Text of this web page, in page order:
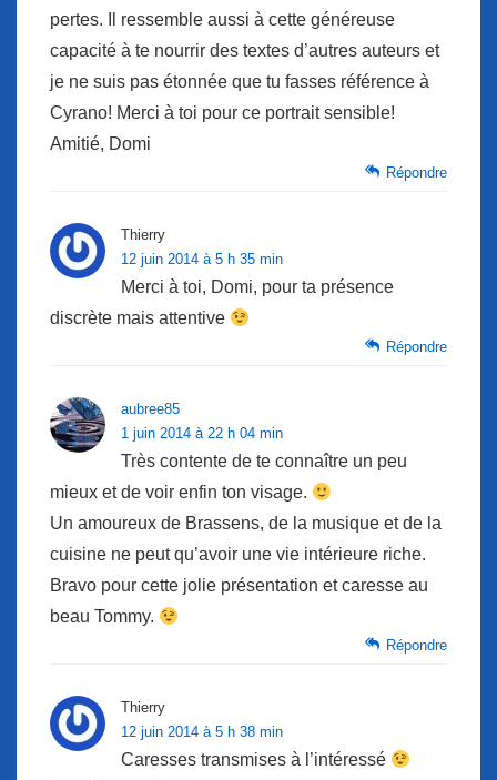
pertes. Il ressemble aussi à cette généreuse
capacité à te nourrir des textes d’autres auteurs et
je ne suis pas étonnée que tu fasses référence à
Cyrano! Merci à toi pour ce portrait sensible!
Amitié, Domi
Répondre
Thierry
12 juin 2014 à 5 h 35 min
Merci à toi, Domi, pour ta présence
discrète mais attentive
Répondre
aubree85
1 juin 2014 à 22 h 04 min
Très contente de te connaître un peu
mieux et de voir enfin ton visage.
Un amoureux de Brassens, de la musique et de la
cuisine ne peut qu’avoir une vie intérieure riche.
Bravo pour cette jolie présentation et caresse au
beau Tommy.
Répondre
Thierry
12 juin 2014 à 5 h 38 min
Caresses transmises à l’intéressé